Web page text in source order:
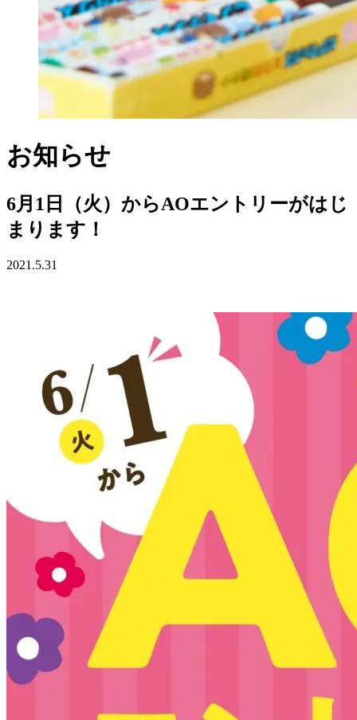
お知らせ
6月1日（火）からAOエントリーがはじ
まります！
2021.5.31